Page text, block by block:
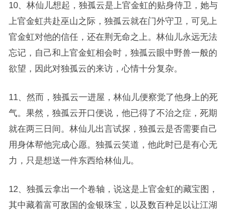
10、林仙儿想起，独孤云是上官金虹的贴身侍卫，她与
上官金虹共赴巫山之际，独孤云就在门外守卫，可见上
官金虹对他的信任，还在荆无命之上。林仙儿永远无法
忘记，自己和上官金虹相会时，独孤云眼中野兽一般的
欲望，因此对独孤云的来访，心情十分复杂。
11、然而，独孤云一进屋，林仙儿便察觉了他身上的死
气。果然，独孤云开口便说，他已得了不治之症，死期
就在两三日间。林仙儿出言试探，独孤云是否需要自己
用身体帮他完成心愿。独孤云笑道，他此时已是有心无
力，只是想送一件东西给林仙儿。
12、独孤云拿出一个卷轴，说这是上官金虹的藏宝图，
其中藏着富可敌国的金银珠宝，以及数百种足以让江湖